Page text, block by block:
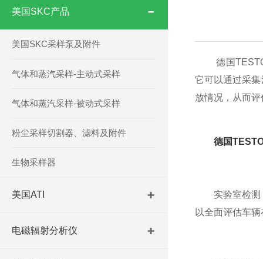
美国SKC产品
美国SKC采样泵及附件
气体和蒸汽采样-主动式采样
气体和蒸汽采样-被动式采样
粉尘采样切割器、滤料及附件
生物采样器
美国ATI
电磁辐射分析仪
德国TESTO
它可以通过采
放情况，从而
德国
实验室检测：
以全面评估车